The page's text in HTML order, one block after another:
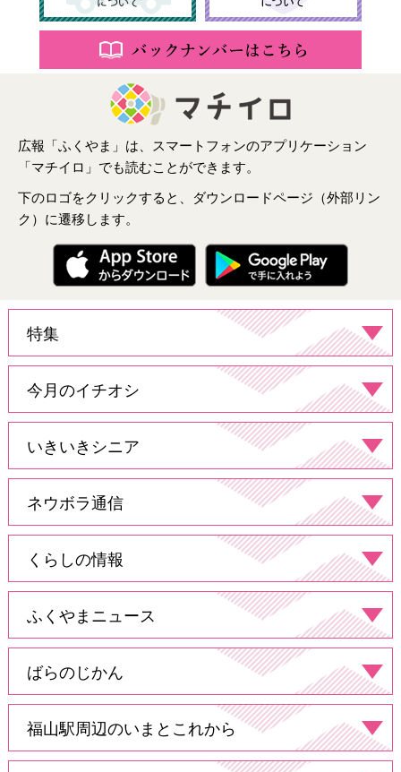
広報「ふくやま」は、スマートフォンのアプリケーション
「マチイロ」でも読むことができます。
下のロゴをクリックすると、ダウンロードページ（外部リン
ク）に遷移します。
特集
今月のイチオシ
いきいきシニア
ネウボラ通信​
くらしの情報
ふくやまニュース
ばらのじかん
福山駅周辺のいまとこれから